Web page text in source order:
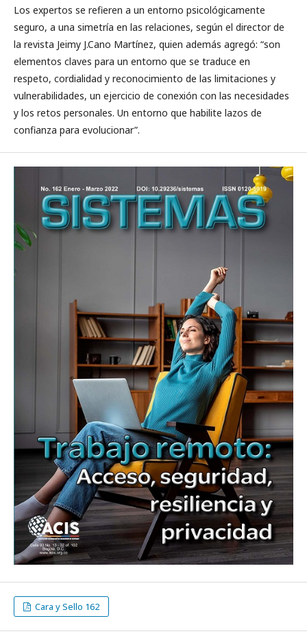
Los expertos se refieren a un entorno psicológicamente
seguro, a una simetría en las relaciones, según el director de
la revista Jeimy J.Cano Martínez, quien además agregó: “son
elementos claves para un entorno que se traduce en
respeto, cordialidad y reconocimiento de las limitaciones y
vulnerabilidades, un ejercicio de conexión con las necesidades
y los retos personales. Un entorno que habilite lazos de
confianza para evolucionar”.
Cara y Sello 162